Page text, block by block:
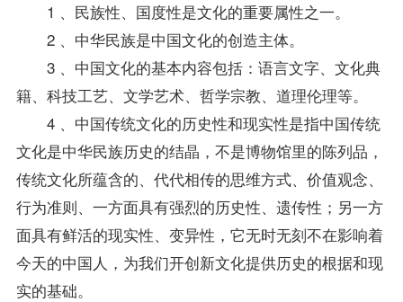
1 、民族性、国度性是文化的重要属性之一。
2 、中华民族是中国文化的创造主体。
3 、中国文化的基本内容包括：语言文字、文化典
籍、科技工艺、文学艺术、哲学宗教、道理伦理等。
4 、中国传统文化的历史性和现实性是指中国传统
文化是中华民族历史的结晶，不是博物馆里的陈列品，
传统文化所蕴含的、代代相传的思维方式、价值观念、
行为准则、一方面具有强烈的历史性、遗传性；另一方
面具有鲜活的现实性、变异性，它无时无刻不在影响着
今天的中国人，为我们开创新文化提供历史的根据和现
实的基础。